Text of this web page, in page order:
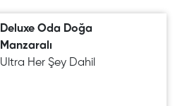
Deluxe Oda Doğa
Manzaralı
Ultra Her Şey Dahil